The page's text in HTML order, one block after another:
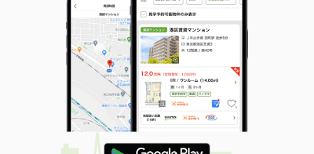
福島県二本松市藤之前
価 格
4.25万円
住 所
福島県二本松市藤之前
専有面積 45.72m²
間取り
1LDK
福島県福島市宮代字屋敷畑